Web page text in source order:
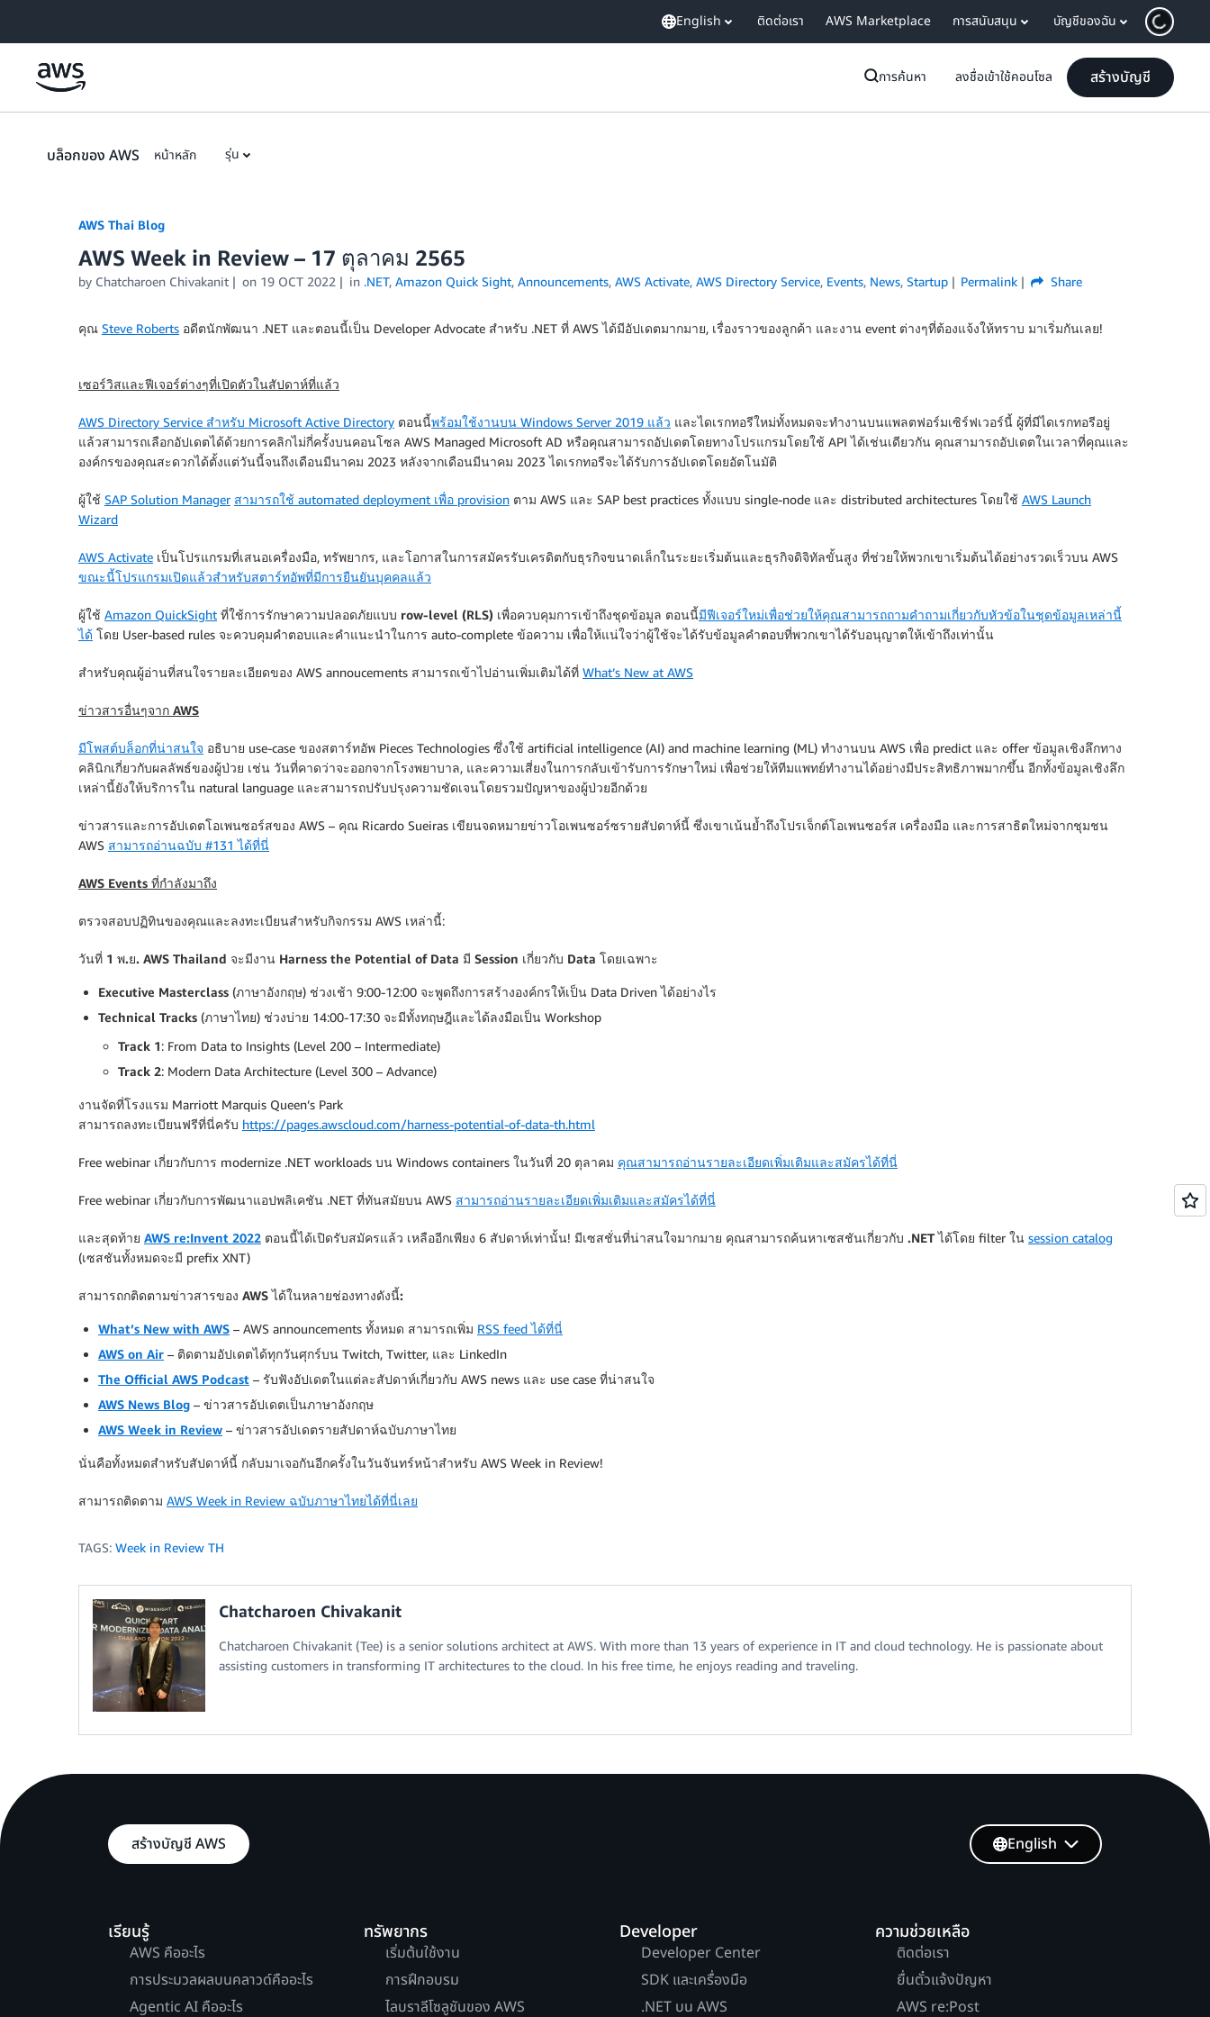
English ติดต่อเรา AWS Marketplace การสนับสนุน บัญชีของฉัน
การค้นหา ลงชื่อเข้าใช้คอนโซล สร้างบัญชี
บล็อกของ AWS หน้าหลัก รุ่น
AWS Thai Blog
AWS Week in Review – 17 ตุลาคม 2565
by Chatcharoen Chivakanit on 19 OCT 2022 in .NET, Amazon Quick Sight, Announcements, AWS Activate, AWS Directory Service, Events, News, Startup Permalink Share
คุณ Steve Roberts อดีตนักพัฒนา .NET และตอนนี้เป็น Developer Advocate สำหรับ .NET ที่ AWS ได้มีอัปเดตมากมาย, เรื่องราวของลูกค้า และงาน event ต่างๆที่ต้องแจ้งให้ทราบ มาเริ่มกันเลย!
เซอร์วิสและฟีเจอร์ต่างๆที่เปิดตัวในสัปดาห์ที่แล้ว
AWS Directory Service สำหรับ Microsoft Active Directory ตอนนี้พร้อมใช้งานบน Windows Server 2019 แล้ว และไดเรกทอรีใหม่ทั้งหมดจะทำงานบนแพลตฟอร์มเซิร์ฟเวอร์นี้ ผู้ที่มีไดเรกทอรีอยู่
แล้วสามารถเลือกอัปเดตได้ด้วยการคลิกไม่กี่ครั้งบนคอนโซล AWS Managed Microsoft AD หรือคุณสามารถอัปเดตโดยทางโปรแกรมโดยใช้ API ได้เช่นเดียวกัน คุณสามารถอัปเดตในเวลาที่คุณและ
องค์กรของคุณสะดวกได้ตั้งแต่วันนี้จนถึงเดือนมีนาคม 2023 หลังจากเดือนมีนาคม 2023 ไดเรกทอรีจะได้รับการอัปเดตโดยอัตโนมัติ
ผู้ใช้ SAP Solution Manager สามารถใช้ automated deployment เพื่อ provision ตาม AWS และ SAP best practices ทั้งแบบ single-node และ distributed architectures โดยใช้ AWS Launch
Wizard
AWS Activate เป็นโปรแกรมที่เสนอเครื่องมือ, ทรัพยากร, และโอกาสในการสมัครรับเครดิตกับธุรกิจขนาดเล็กในระยะเริ่มต้นและธุรกิจดิจิทัลขั้นสูง ที่ช่วยให้พวกเขาเริ่มต้นได้อย่างรวดเร็วบน AWS
ขณะนี้โปรแกรมเปิดแล้วสำหรับสตาร์ทอัพที่มีการยืนยันบุคคลแล้ว
ผู้ใช้ Amazon QuickSight ที่ใช้การรักษาความปลอดภัยแบบ row-level (RLS) เพื่อควบคุมการเข้าถึงชุดข้อมูล ตอนนี้มีฟีเจอร์ใหม่เพื่อช่วยให้คุณสามารถถามคำถามเกี่ยวกับหัวข้อในชุดข้อมูลเหล่านี้
ได้ โดย User-based rules จะควบคุมคำตอบและคำแนะนำในการ auto-complete ข้อความ เพื่อให้แน่ใจว่าผู้ใช้จะได้รับข้อมูลคำตอบที่พวกเขาได้รับอนุญาตให้เข้าถึงเท่านั้น
สำหรับคุณผู้อ่านที่สนใจรายละเอียดของ AWS annoucements สามารถเข้าไปอ่านเพิ่มเติมได้ที่ What’s New at AWS
ข่าวสารอื่นๆจาก AWS
มีโพสต์บล็อกที่น่าสนใจ อธิบาย use-case ของสตาร์ทอัพ Pieces Technologies ซึ่งใช้ artificial intelligence (AI) and machine learning (ML) ทำงานบน AWS เพื่อ predict และ offer ข้อมูลเชิงลึกทาง
คลินิกเกี่ยวกับผลลัพธ์ของผู้ป่วย เช่น วันที่คาดว่าจะออกจากโรงพยาบาล, และความเสี่ยงในการกลับเข้ารับการรักษาใหม่ เพื่อช่วยให้ทีมแพทย์ทำงานได้อย่างมีประสิทธิภาพมากขึ้น อีกทั้งข้อมูลเชิงลึก
เหล่านี้ยังให้บริการใน natural language และสามารถปรับปรุงความชัดเจนโดยรวมปัญหาของผู้ป่วยอีกด้วย
ข่าวสารและการอัปเดตโอเพนซอร์สของ AWS – คุณ Ricardo Sueiras เขียนจดหมายข่าวโอเพนซอร์ซรายสัปดาห์นี้ ซึ่งเขาเน้นย้ำถึงโปรเจ็กต์โอเพนซอร์ส เครื่องมือ และการสาธิตใหม่จากชุมชน
AWS สามารถอ่านฉบับ #131 ได้ที่นี่
AWS Events ที่กำลังมาถึง
ตรวจสอบปฏิทินของคุณและลงทะเบียนสำหรับกิจกรรม AWS เหล่านี้:
วันที่ 1 พ.ย. AWS Thailand จะมีงาน Harness the Potential of Data มี Session เกี่ยวกับ Data โดยเฉพาะ
Executive Masterclass (ภาษาอังกฤษ) ช่วงเช้า 9:00-12:00 จะพูดถึงการสร้างองค์กรให้เป็น Data Driven ได้อย่างไร
Technical Tracks (ภาษาไทย) ช่วงบ่าย 14:00-17:30 จะมีทั้งทฤษฎีและได้ลงมือเป็น Workshop
Track 1: From Data to Insights (Level 200 – Intermediate)
Track 2: Modern Data Architecture (Level 300 – Advance)
งานจัดที่โรงแรม Marriott Marquis Queen’s Park
สามารถลงทะเบียนฟรีที่นี่ครับ https://pages.awscloud.com/harness-potential-of-data-th.html
Free webinar เกี่ยวกับการ modernize .NET workloads บน Windows containers ในวันที่ 20 ตุลาคม คุณสามารถอ่านรายละเอียดเพิ่มเติมและสมัครได้ที่นี่
Free webinar เกี่ยวกับการพัฒนาแอปพลิเคชัน .NET ที่ทันสมัยบน AWS สามารถอ่านรายละเอียดเพิ่มเติมและสมัครได้ที่นี่
และสุดท้าย AWS re:Invent 2022 ตอนนี้ได้เปิดรับสมัครแล้ว เหลืออีกเพียง 6 สัปดาห์เท่านั้น! มีเซสชั่นที่น่าสนใจมากมาย คุณสามารถค้นหาเซสชันเกี่ยวกับ .NETได้โดย filter ใน session catalog
(เซสชันทั้งหมดจะมี prefix XNT)
สามารถกติดตามข่าวสารของ AWS ได้ในหลายช่องทางดังนี้:
What’s New with AWS – AWS announcements ทั้งหมด สามารถเพิ่ม RSS feed ได้ที่นี่
AWS on Air – ติดตามอัปเดตได้ทุกวันศุกร์บน Twitch, Twitter, และ LinkedIn
The Official AWS Podcast – รับฟังอัปเดตในแต่ละสัปดาห์เกี่ยวกับ AWS news และ use case ที่น่าสนใจ
AWS News Blog – ข่าวสารอัปเดตเป็นภาษาอังกฤษ
AWS Week in Review – ข่าวสารอัปเดตรายสัปดาห์ฉบับภาษาไทย
นั่นคือทั้งหมดสำหรับสัปดาห์นี้ กลับมาเจอกันอีกครั้งในวันจันทร์หน้าสำหรับ AWS Week in Review!
สามารถติดตาม AWS Week in Review ฉบับภาษาไทยได้ที่นี่เลย
TAGS: Week in Review TH
Chatcharoen Chivakanit
Chatcharoen Chivakanit (Tee) is a senior solutions architect at AWS. With more than 13 years of experience in IT and cloud technology. He is passionate about
assisting customers in transforming IT architectures to the cloud. In his free time, he enjoys reading and traveling.
สร้างบัญชี AWS
เรียนรู้
AWS คืออะไร
การประมวลผลบนคลาวด์คืออะไร
Agentic AI คืออะไร
ทรัพยากร
เริ่มต้นใช้งาน
การฝึกอบรม
ไลบราลีโซลูชันของ AWS
Developer
Developer Center
SDK และเครื่องมือ
.NET บน AWS
ความช่วยเหลือ
ติดต่อเรา
ยื่นตั๋วแจ้งปัญหา
AWS re:Post
English